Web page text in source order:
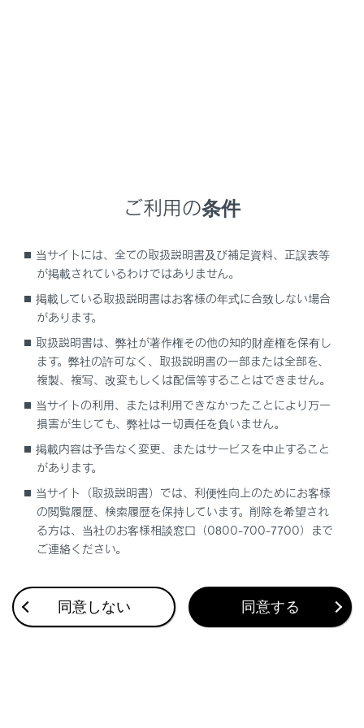
レバー操作により、リヤシートの背もたれを倒すことが
背もたれを倒す・もどす
合わせて見られているページ
ドア
スマートエントリー＆スタートシステム
キー
このページは役に立ちましたか？
ご利用の条件
当サイトには、全ての取扱説明書及び補足資料、正誤表等
が掲載されているわけではありません。
掲載している取扱説明書はお客様の年式に合致しない場合
があります。
取扱説明書は、弊社が著作権その他の知的財産権を保有し
ます。弊社の許可なく、取扱説明書の一部または全部を、
複製、複写、改変もしくは配信等することはできません。
当サイトの利用、または利用できなかったことにより万一
損害が生じても、弊社は一切責任を負いません。
掲載内容は予告なく変更、またはサービスを中止すること
があります。
当サイト（取扱説明書）では、利便性向上のためにお客様
の閲覧履歴、検索履歴を保持しています。削除を希望され
る方は、当社のお客様相談窓口（0800-700-7700）まで
ご連絡ください。
同意しない 同意する